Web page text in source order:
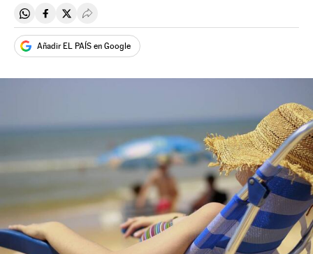
Compartir en Whatsapp
Compartir en Facebook
Compartir en Twitter
Desplegar Redes Sociales
Añadir EL PAÍS en Google